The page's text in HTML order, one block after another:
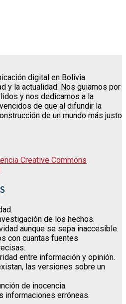
digital en Bolivia
y la actualidad. Nos guiamos por
y nos dedicamos a la
de que al difundir la
de un mundo más justo
Creative Commons
.
de los hechos.
aunque se sepa inaccesible.
con cuantas fuentes
entre información y opinión.
las versiones sobre un
de inocencia.
informaciones erróneas.